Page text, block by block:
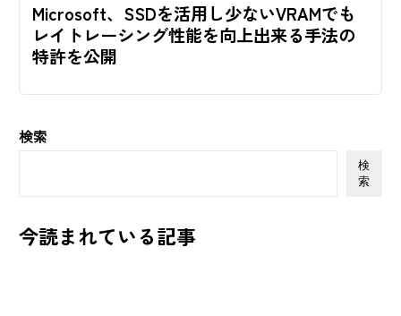
Microsoft、SSDを活用し少ないVRAMでも
レイトレーシング性能を向上出来る手法の
特許を公開
検索
検
索
今読まれている記事